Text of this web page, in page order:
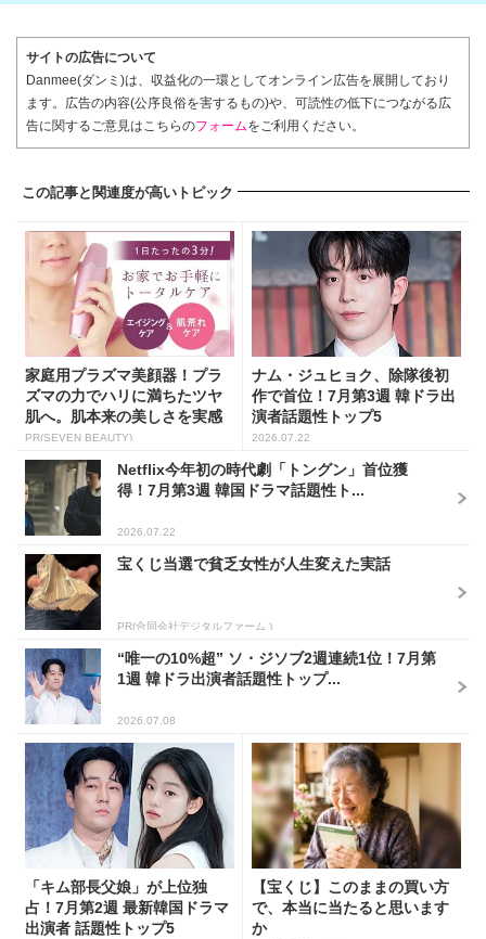
サイトの広告について
Danmee(ダンミ)は、収益化の一環としてオンライン広告を展開しており
ます。広告の内容(公序良俗を害するもの)や、可読性の低下につながる広
告に関するご意見はこちらのフォームをご利用ください。
この記事と関連度が高いトピック
家庭用プラズマ美顔器！プラ
ズマの力でハリに満ちたツヤ
肌へ。肌本来の美しさを実感
し...
PR(SEVEN BEAUTY)
ナム・ジュヒョク、除隊後初
作で首位！7月第3週 韓ドラ出
演者話題性トップ5
2026.07.22
Netflix今年初の時代劇「トングン」首位獲
得！7月第3週 韓国ドラマ話題性ト...
2026.07.22
宝くじ当選で貧乏女性が人生変えた実話
PR(合同会社デジタルファーム )
“唯一の10%超” ソ・ジソブ2週連続1位！7月第
1週 韓ドラ出演者話題性トップ...
2026.07.08
「キム部長父娘」が上位独
占！7月第2週 最新韓国ドラマ
出演者 話題性トップ5
【宝くじ】このままの買い方
で、本当に当たると思います
か